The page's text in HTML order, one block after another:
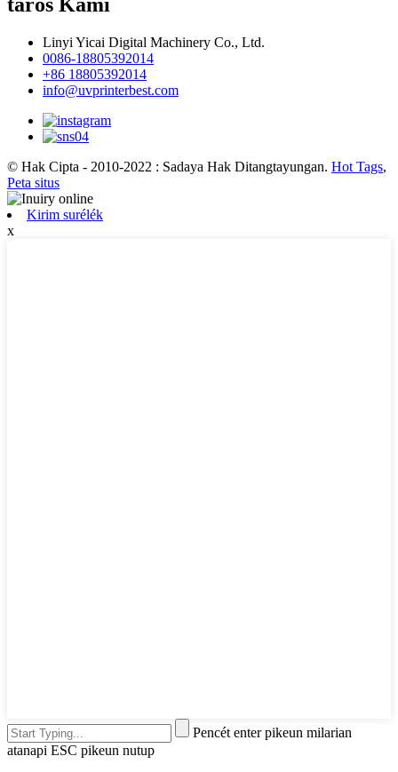
taros Kami
Linyi Yicai Digital Machinery Co., Ltd.
0086-18805392014
+86 18805392014
info@uvprinterbest.com
© Hak Cipta - 2010-2022 : Sadaya Hak Ditangtayungan. Hot Tags,
Peta situs
Kirim surélék
x
Pencét enter pikeun milarian
atanapi ESC pikeun nutup